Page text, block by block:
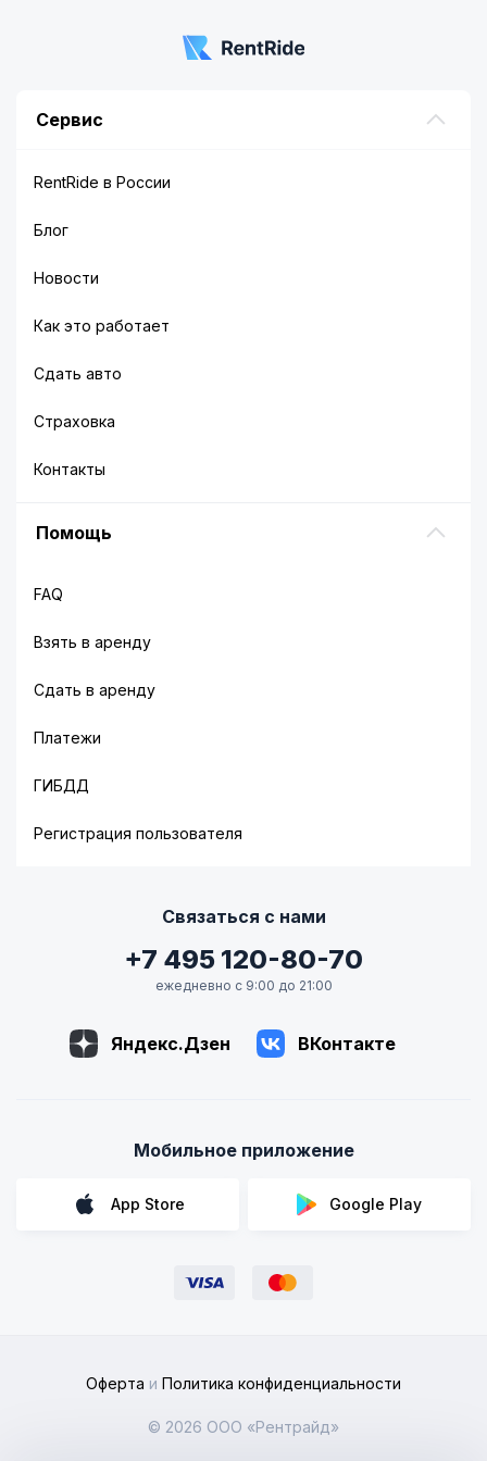
Сервис
RentRide в России
Блог
Новости
Как это работает
Сдать авто
Страховка
Контакты
Помощь
FAQ
Взять в аренду
Сдать в аренду
Платежи
ГИБДД
Регистрация пользователя
Связаться с нами
+7 495 120-80-70
ежедневно с 9:00 до 21:00
Яндекс.Дзен ВКонтакте
Мобильное приложение
App Store Google Play
Оферта и Политика конфиденциальности
© 2026 ООО «Рентрайд»